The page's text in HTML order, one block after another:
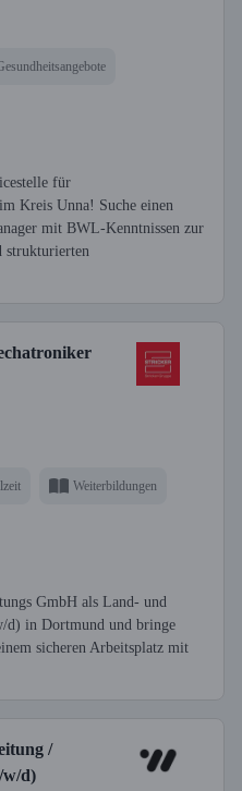
für
Kreis Unna! Suche einen
mit BWL-Kenntnissen zur
strukturierten
Weiterbildungen
GmbH als Land- und
d) in Dortmund und bringe
sicheren Arbeitsplatz mit
/
w/d)